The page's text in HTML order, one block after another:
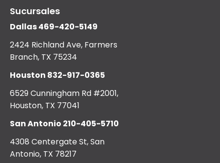
Sucursales
Dallas469-420-5149
2424 Richland Ave, Farmers
Branch, TX 75234
Houston 832-917-0365
6529 Cunningham Rd #2001,
Houston, TX 77041
San Antonio 210-405-5710
4308 Centergate St, San
Antonio, TX 78217